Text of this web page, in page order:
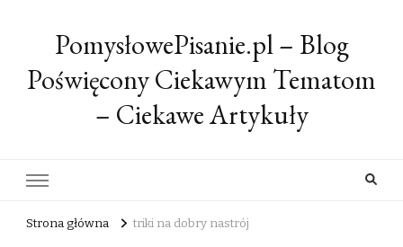
PomysłowePisanie.pl – Blog
Poświęcony Ciekawym Tematom
– Ciekawe Artykuły
Strona główna triki na dobry nastrój